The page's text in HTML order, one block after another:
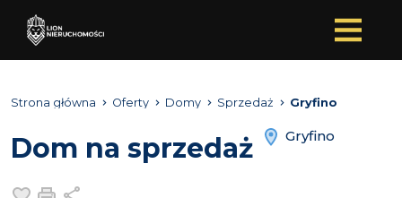
Strona główna Oferty Domy Sprzedaż Gryfino
Dom na sprzedaż Gryfino
Dodaj do ulubionych
Drukuj